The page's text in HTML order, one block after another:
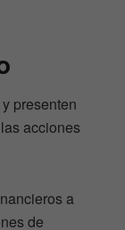
presenten
acciones
a
de